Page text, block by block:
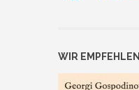
WIR EMPFEHLEN